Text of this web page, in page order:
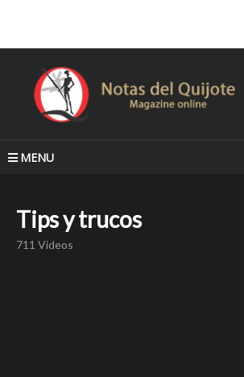
MENU
Tips y trucos
711 Videos